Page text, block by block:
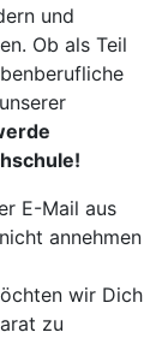
und
Ob als Teil
E-Mail aus
annehmen
wir Dich
zu